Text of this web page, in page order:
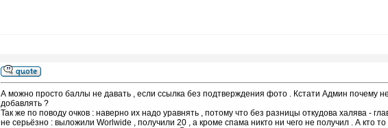
А можно просто баллы не давать , если ссылка без подтверждения фото . Кстати Админ почему
добавлять ?
Так же по поводу очков : наверно их надо уравнять , потому что без разницы откудова халява -
не серьёзно : выложили Worlwide , получили 20 , а кроме спама никто ни чего не получил . А кто